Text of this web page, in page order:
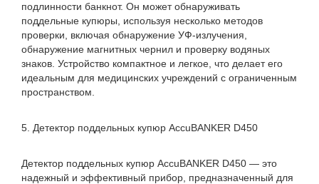
подлинности банкнот. Он может обнаруживать
поддельные купюры, используя несколько методов
проверки, включая обнаружение УФ-излучения,
обнаружение магнитных чернил и проверку водяных
знаков. Устройство компактное и легкое, что делает его
идеальным для медицинских учреждений с ограниченным
пространством.
5. Детектор поддельных купюр AccuBANKER D450
Детектор поддельных купюр AccuBANKER D450 — это
надежный и эффективный прибор, предназначенный для